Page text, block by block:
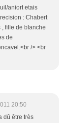
aniort etais
: Chabert
fille de blanche
de
/> <br
20:50
dû être très